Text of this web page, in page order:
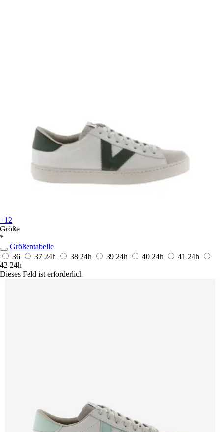
+12
Größe
*
Größentabelle
36
37 24h 38 24h 39 24h 40 24h 41 24h
42 24h
Dieses Feld ist erforderlich